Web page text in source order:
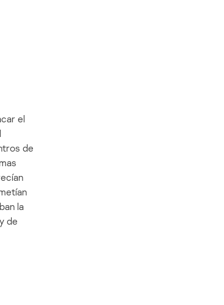
el
de
la
de